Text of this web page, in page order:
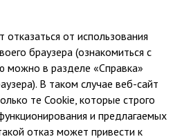
от использования
браузера (ознакомиться с
можно в разделе «Справка»
В таком случае веб-сайт
те Cookie, которые строго
и предлагаемых
отказ может привести к